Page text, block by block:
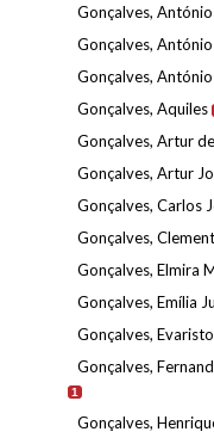
Gonçalves,
Gonçalves,
Gonçalves,
Gonçalves, Aquiles
Gonçalves, Artur
Gonçalves, Artur
Gonçalves, Carlos
Gonçalves,
Gonçalves, Elmira
Gonçalves, Emília
Gonçalves, Evaristo
Gonçalves,
1
Gonçalves,